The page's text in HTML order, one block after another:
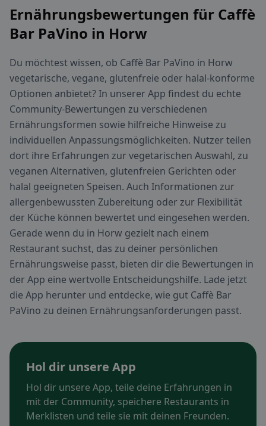
Ernährungsbewertungen für Caffè
Bar PaVino in Horw
Du möchtest wissen, ob Caffè Bar PaVino in Horw
vegetarische, vegane, glutenfreie oder halal-konforme
Optionen anbietet? In unserer App findest du echte
Community-Bewertungen zu verschiedenen
Ernährungsformen sowie hilfreiche Hinweise zu
individuellen Anpassungsmöglichkeiten. Nutzer teilen
dort ihre Erfahrungen zur vegetarischen Auswahl, zu
veganen Alternativen, glutenfreien Gerichten oder
halal geeigneten Speisen. Auch Informationen zur
allergenbewussten Zubereitung oder zur Flexibilität
der Küche können bewertet und eingesehen werden.
Gerade wenn du in Horw gezielt nach einem
Restaurant suchst, das zu deiner persönlichen
Ernährungsweise passt, bieten dir die Bewertungen in
der App eine wertvolle Entscheidungshilfe. Lade jetzt
die App herunter und entdecke, wie gut Caffè Bar
PaVino zu deinen Ernährungsanforderungen passt.
Hol dir unsere App
Hol dir unsere App, teile deine Erfahrungen in
mit der Community, speichere Restaurants in
Merklisten und teile sie mit deinen Freunden.